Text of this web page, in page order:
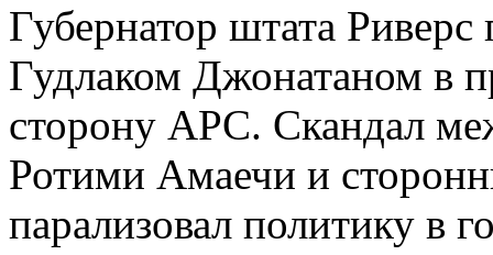
Губернатор штата
Гудлаком Джонатаном в
сторону APC. Скандал
Ротими Амаечи и
парализовал политику в